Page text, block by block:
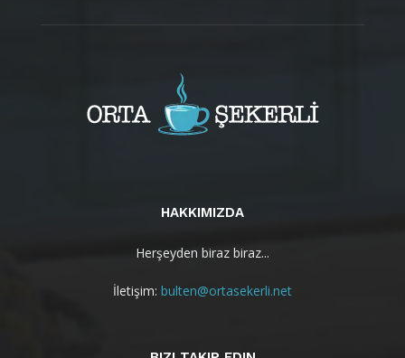
HAKKIMIZDA
Herşeyden biraz biraz...
İletişim: bulten@ortasekerli.net